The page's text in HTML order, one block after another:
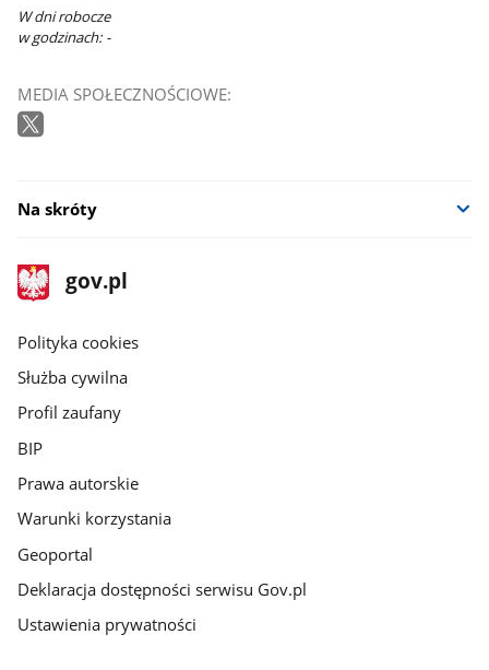
W dni robocze
w godzinach: -
MEDIA SPOŁECZNOŚCIOWE:
Na skróty
stopka
gov.pl
Strona
gov.pl
gov.pl
Polityka cookies
Służba cywilna
Profil zaufany
BIP
Prawa autorskie
Warunki korzystania
Geoportal
Deklaracja dostępności serwisu Gov.pl
Ustawienia prywatności